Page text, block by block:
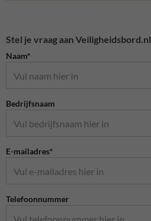
Stel je vraag aan Veiligheidsbord.nl
Naam*
Bedrijfsnaam
E-mailadres*
Telefoonnummer